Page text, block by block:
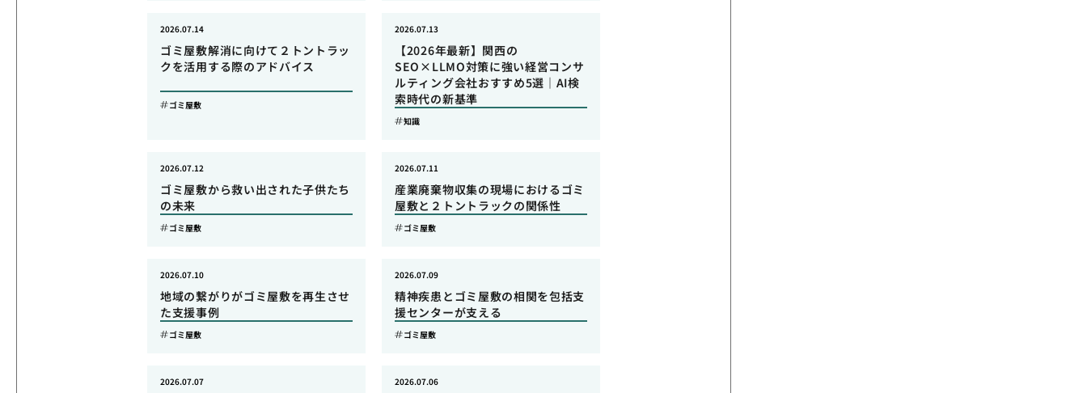
ゴミ屋敷解消に向けて２トントラッ
クを活用する際のアドバイス
2026.07.14
ゴミ屋敷
【2026年最新】関西の
SEO×LLMO対策に強い経営コンサ
ルティング会社おすすめ5選｜AI検
索時代の新基準
2026.07.13
知識
ゴミ屋敷から救い出された子供たち
の未来
2026.07.12
ゴミ屋敷
産業廃棄物収集の現場におけるゴミ
屋敷と２トントラックの関係性
2026.07.11
ゴミ屋敷
地域の繋がりがゴミ屋敷を再生させ
た支援事例
2026.07.10
ゴミ屋敷
精神疾患とゴミ屋敷の相関を包括支
援センターが支える
2026.07.09
ゴミ屋敷
2026.07.07 2026.07.06